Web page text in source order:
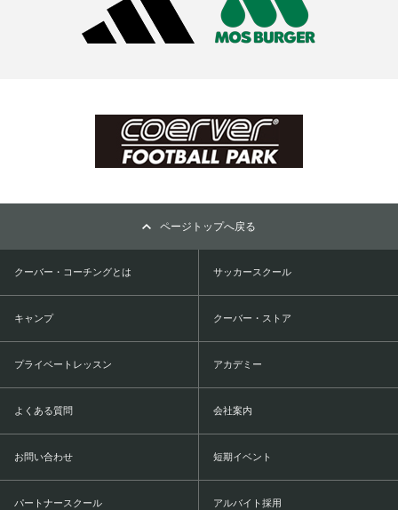
ページトップへ戻る
クーバー・コーチングとは サッカースクール
キャンプ クーバー・ストア
プライベートレッスン アカデミー
よくある質問 会社案内
お問い合わせ 短期イベント
パートナースクール アルバイト採用